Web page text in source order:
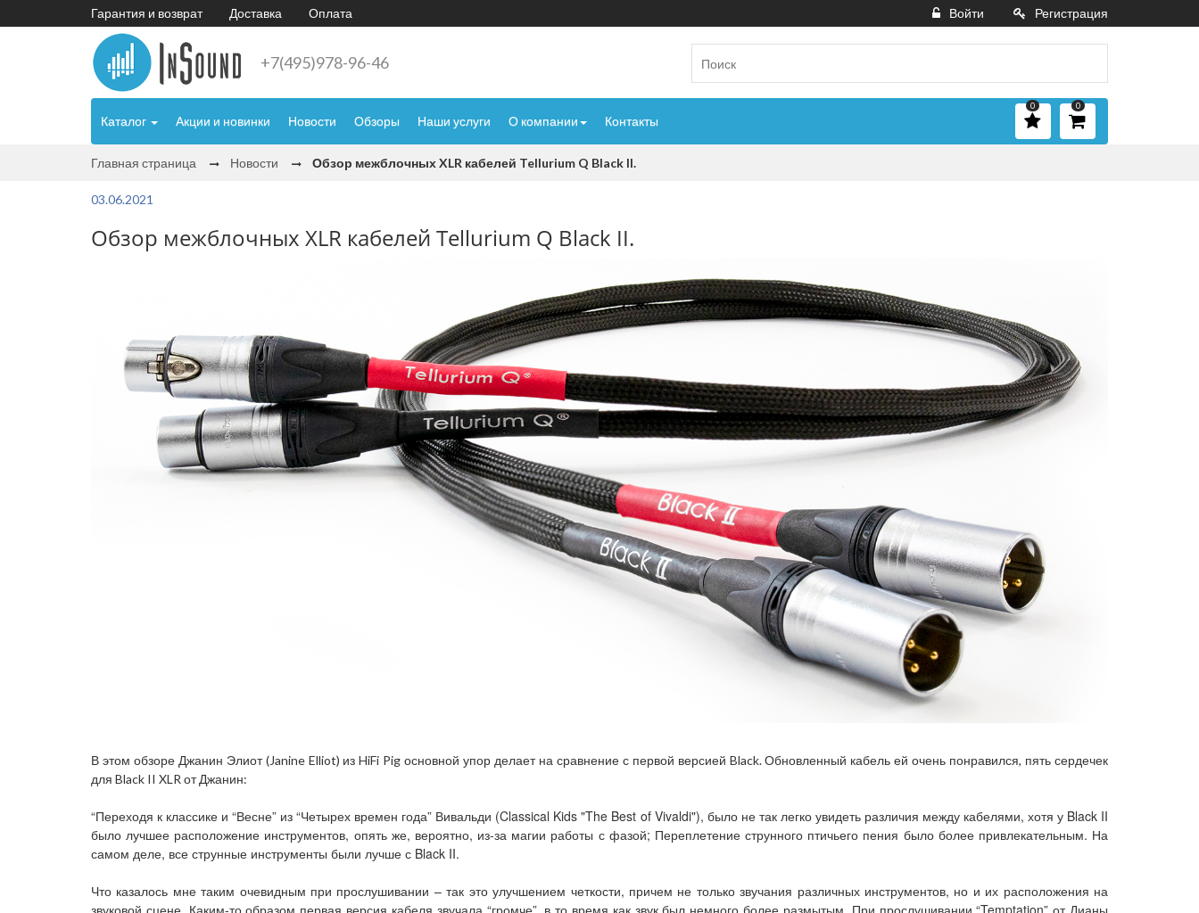
Гарантия и возврат Доставка Оплата Войти Регистрация
+7(495)978-96-46
Каталог Акции и новинки Новости Обзоры Наши услуги О компании Контакты
0
0
Главная страница Новости Обзор межблочных XLR кабелей Tellurium Q Black II.
03.06.2021
Обзор межблочных XLR кабелей Tellurium Q Black II.
В этом обзоре Джанин Элиот (Janine Elliot) из HiFi Pig основной упор делает на сравнение с первой версией Black. Обновленный кабель ей очень понравился, пять сердечек
для Black II XLR от Джанин:
“Переходя к классике и “Весне” из “Четырех времен года” Вивальди (Classical Kids "The Best of Vivaldi"), было не так легко увидеть различия между кабелями, хотя у Black II
было лучшее расположение инструментов, опять же, вероятно, из-за магии работы с фазой; Переплетение струнного птичьего пения было более привлекательным. На
самом деле, все струнные инструменты были лучше с Black II.
Что казалось мне таким очевидным при прослушивании – так это улучшением четкости, причем не только звучания различных инструментов, но и их расположения на
звуковой сцене. Каким-то образом первая версия кабеля звучала “громче”, в то время как звук был немного более размытым. При прослушивании “Temptation” от Дианы